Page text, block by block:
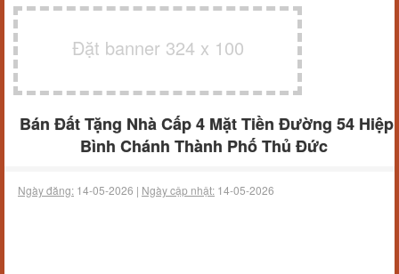
Đặt banner 324 x 100
Bán Đất Tặng Nhà Cấp 4 Mặt Tiền Đường 54 Hiệp
Bình Chánh Thành Phố Thủ Đức
Ngày đăng: 14-05-2026 | Ngày cập nhật: 14-05-2026